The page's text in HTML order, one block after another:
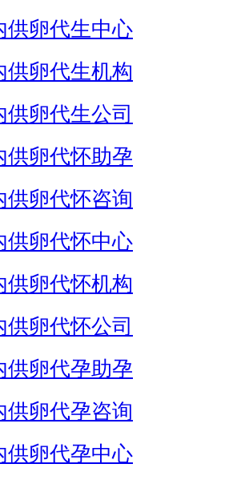
供卵代生中心
供卵代生机构
供卵代生公司
供卵代怀助孕
供卵代怀咨询
供卵代怀中心
供卵代怀机构
供卵代怀公司
供卵代孕助孕
供卵代孕咨询
供卵代孕中心